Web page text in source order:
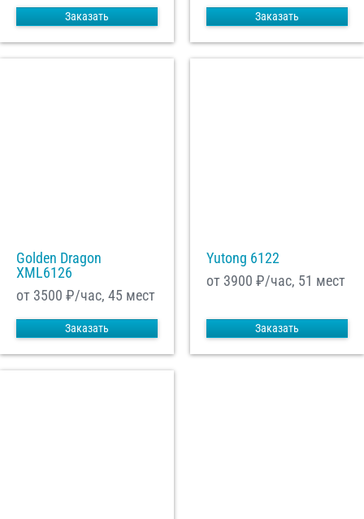
Заказать Заказать
Golden Dragon
XML6126
от 3500 ₽/час, 45 мест
Заказать
Yutong 6122
от 3900 ₽/час, 51 мест
Заказать